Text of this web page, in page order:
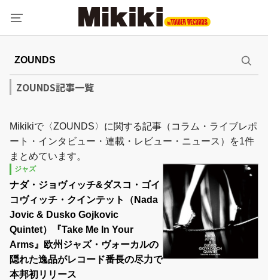
ZOUNDS記事一覧
Mikikiで〈ZOUNDS〉に関する記事（コラム・ライブレポ
ート・インタビュー・連載・レビュー・ニュース）を1件
まとめています。
ジャズ
ナダ・ジョヴィッチ&ダスコ・ゴイ
コヴィッチ・クインテット（Nada
Jovic & Dusko Gojkovic
Quintet）『Take Me In Your
Arms』欧州ジャズ・ヴォーカルの
隠れた逸品がレコード番長の尽力で
本邦初リリース